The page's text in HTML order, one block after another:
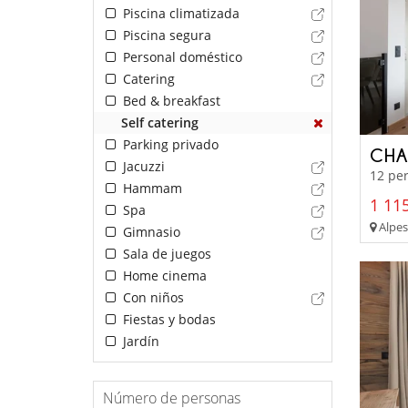
Piscina climatizada
Piscina segura
Personal doméstico
Catering
Bed & breakfast
Self catering
Parking privado
Jacuzzi
Hammam
Spa
Gimnasio
Sala de juegos
Home cinema
Con niños
Fiestas y bodas
Jardín
Número de personas
12
1